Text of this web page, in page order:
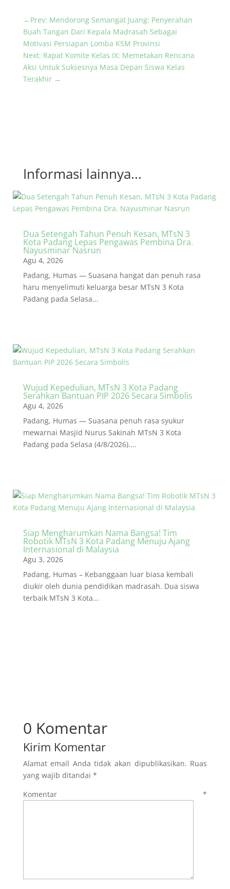
← Prev: Mendorong Semangat Juang: Penyerahan
Buah Tangan Dari Kepala Madrasah Sebagai
Motivasi Persiapan Lomba KSM Provinsi
Next: Rapat Komite Kelas IX: Memetakan Rencana
Aksi Untuk Suksesnya Masa Depan Siswa Kelas
Terakhir→
Informasi lainnya...
Dua Setengah Tahun Penuh Kesan, MTsN 3
Kota Padang Lepas Pengawas Pembina Dra.
Nayusminar Nasrun
Agu 4, 2026
Padang, Humas — Suasana hangat dan penuh rasa
haru menyelimuti keluarga besar MTsN 3 Kota
Padang pada Selasa...
Wujud Kepedulian, MTsN 3 Kota Padang
Serahkan Bantuan PIP 2026 Secara Simbolis
Agu 4, 2026
Padang, Humas — Suasana penuh rasa syukur
mewarnai Masjid Nurus Sakinah MTsN 3 Kota
Padang pada Selasa (4/8/2026)....
Siap Mengharumkan Nama Bangsa! Tim
Robotik MTsN 3 Kota Padang Menuju Ajang
Internasional di Malaysia
Agu 3, 2026
Padang, Humas – Kebanggaan luar biasa kembali
diukir oleh dunia pendidikan madrasah. Dua siswa
terbaik MTsN 3 Kota...
0 Komentar
Kirim Komentar
Alamat email Anda tidak akan dipublikasikan. Ruas
yang wajib ditandai *
Komentar*